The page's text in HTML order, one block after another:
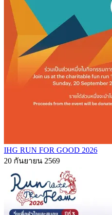
IHG RUN FOR GOOD 2026
20 กันยายน 2569